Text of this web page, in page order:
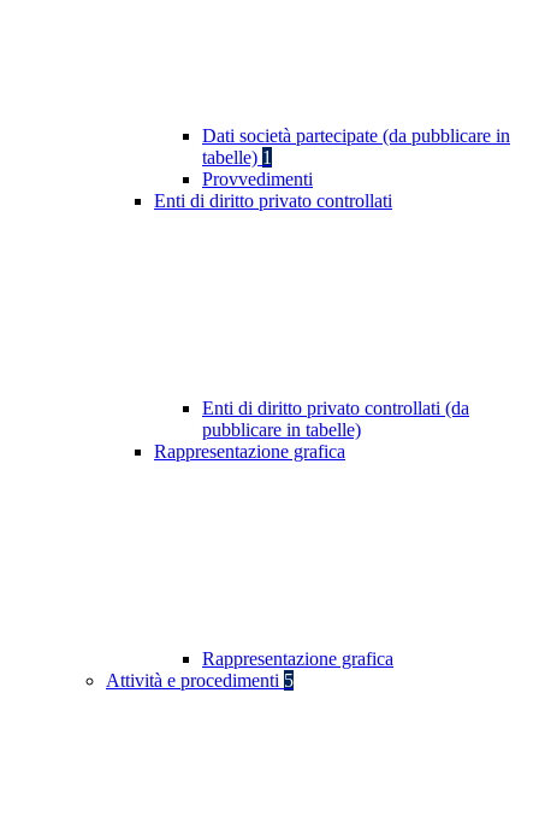
Dati società partecipate (da pubblicare in
tabelle) 1
Provvedimenti
Enti di diritto privato controllati
Enti di diritto privato controllati (da
pubblicare in tabelle)
Rappresentazione grafica
Rappresentazione grafica
Attività e procedimenti 5